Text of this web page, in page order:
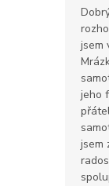
jsem
jeho
jsem